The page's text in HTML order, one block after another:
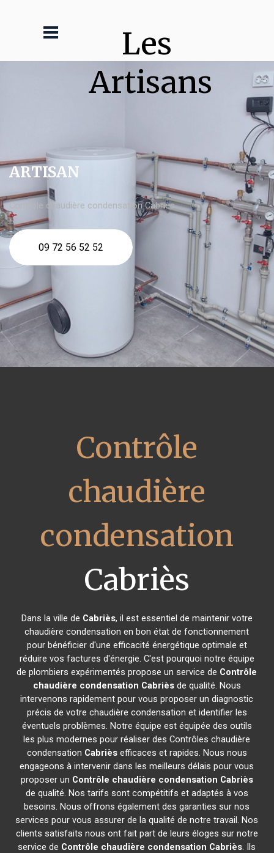
Les
Artisans
ARTISAN
Contrôle chaudière condensation Cabriès
09 72 56 52 52
Contrôle
chaudière
condensation
Cabriès
Dans la ville de Cabriès, il est essentiel de maintenir votre
chaudière condensation en bon état de fonctionnement
pour bénéficier d'une efficacité énergétique optimale et
réduire vos factures d'énergie. C'est pourquoi notre équipe
de plombiers expérimentés propose un service de Contrôle
chaudière condensation Cabrièsde qualité. Nous
intervenons rapidement pour vous proposer un diagnostic
précis de votre chaudière condensation et identifier les
éventuels problèmes. Notre équipe est équipée des outils
les plus modernes pour réaliser des Contrôles chaudière
condensation Cabrièsefficaces et rapides. Nous nous
engageons à intervenir dans les meilleurs délais pour vous
proposer un Contrôle chaudière condensation Cabriès
de qualité. Nos tarifs sont compétitifs et adaptés à vos
besoins. Nous offrons également des garanties sur nos
services pour vous assurer de la qualité de notre travail. Nos
clients satisfaits nous ont fait part de leurs éloges sur notre
service de Contrôle chaudière condensation Cabriès. Ils